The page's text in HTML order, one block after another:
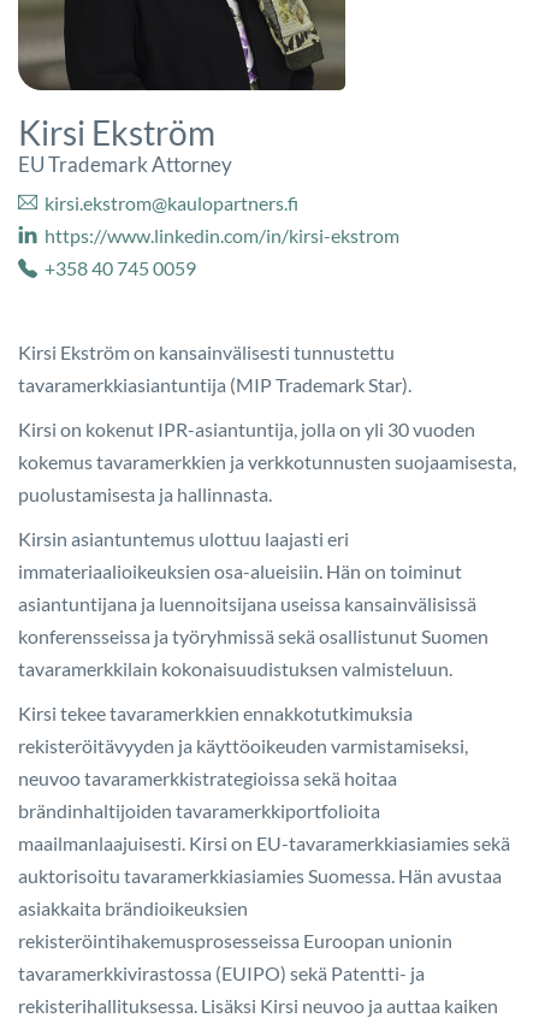
Kirsi Ekström
EU Trademark Attorney
kirsi.ekstrom@kaulopartners.fi
https://www.linkedin.com/in/kirsi-ekstrom
+358 40 745 0059
Kirsi Ekström on kansainvälisesti tunnustettu
tavaramerkkiasiantuntija (MIP Trademark Star).
Kirsi on kokenut IPR-asiantuntija, jolla on yli 30 vuoden
kokemus tavaramerkkien ja verkkotunnusten suojaamisesta,
puolustamisesta ja hallinnasta.
Kirsin asiantuntemus ulottuu laajasti eri
immateriaalioikeuksien osa-alueisiin. Hän on toiminut
asiantuntijana ja luennoitsijana useissa kansainvälisissä
konferensseissa ja työryhmissä sekä osallistunut Suomen
tavaramerkkilain kokonaisuudistuksen valmisteluun.
Kirsi tekee tavaramerkkien ennakkotutkimuksia
rekisteröitävyyden ja käyttöoikeuden varmistamiseksi,
neuvoo tavaramerkkistrategioissa sekä hoitaa
brändinhaltijoiden tavaramerkkiportfolioita
maailmanlaajuisesti. Kirsi on EU-tavaramerkkiasiamies sekä
auktorisoitu tavaramerkkiasiamies Suomessa. Hän avustaa
asiakkaita brändioikeuksien
rekisteröintihakemusprosesseissa Euroopan unionin
tavaramerkkivirastossa (EUIPO) sekä Patentti- ja
rekisterihallituksessa. Lisäksi Kirsi neuvoo ja auttaa kaiken